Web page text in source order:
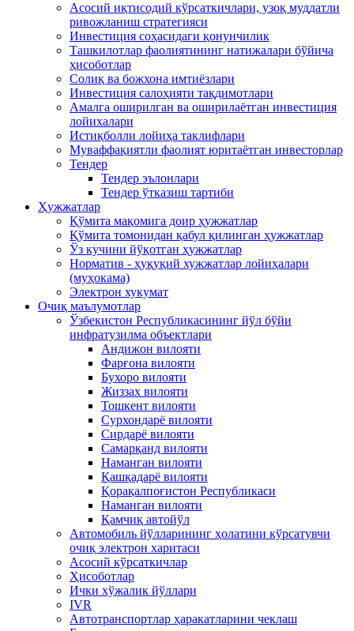
Асосий иқтисодий кўрсаткичлари, узоқ муддатли
ривожланиш стратегияси
Инвестиция соҳасидаги қонунчилик
Ташкилотлар фаолиятининг натижалари бўйича
ҳисоботлар
Солиқ ва божхона имтиёзлари
Инвестиция салоҳияти тақдимотлари
Амалга оширилган ва оширилаётган инвестиция
лойихалари
Истиқболли лойиҳа таклифлари
Муваффақиятли фаолият юритаётган инвесторлар
Тендер
Тендер эълонлари
Тендер ўтказиш тартиби
Ҳужжатлар
Қўмита мақомига доир ҳужжатлар
Қўмита томонидан қабул қилинган ҳужжатлар
Ўз кучини йўқотган ҳужжатлар
Норматив - ҳуқуқий хужжатлар лойиҳалари
(муҳокама)
Электрон хукумат
Очиқ маълумотлар
Ўзбекистон Республикасининг йўл бўйи
инфратузилма объектлари
Андижон вилояти
Фарғона вилояти
Бухоро вилояти
Жиззах вилояти
Тошкент вилояти
Сурхондарё вилояти
Сирдарё вилояти
Самарқанд вилояти
Наманган вилояти
Қашқадарё вилояти
Қорақалпоғистон Республикаси
Наманган вилояти
Қамчиқ автойўл
Автомобиль йўлларининг ҳолатини кўрсатувчи
очиқ электрон харитаси
Асосий кўрсаткичлар
Ҳисоботлар
Ички хўжалик йўллари
IVR
Автотранспортлар ҳаракатларини чеклаш